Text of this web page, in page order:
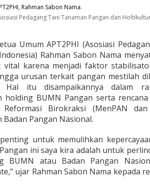
a
l
e
r
i
n
t
a
h
D
u
s
u
l
k
Pedagang Tani Tanaman Pangan dan
Umum APT2PHI (Asosiasi
Rahman Sabon Nama
vital karena menjadi faktor
urusan terkait pangan mestilah
Hal itu disampaikannya dalam
holding BUMN Pangan serta
Birokraksi (MenPAN
Pangan Nasional.
untuk memulihkan
ini saya kira adalah untuk
BUMN atau Badan Pangan
ujar Rahman Sabon Nama kepada